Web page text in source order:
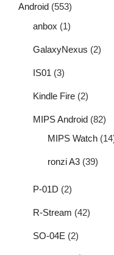
Android (553)
anbox (1)
GalaxyNexus (2)
IS01 (3)
Kindle Fire (2)
MIPS Android (82)
MIPS Watch
ronzi A3 (39)
P-01D (2)
R-Stream (42)
SO-04E (2)